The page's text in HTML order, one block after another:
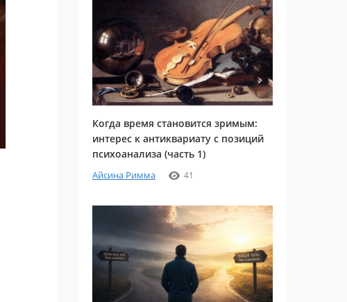
Когда время становится зримым:
интерес к антиквариату с позиций
психоанализа (часть 1)
Айсина Римма 41